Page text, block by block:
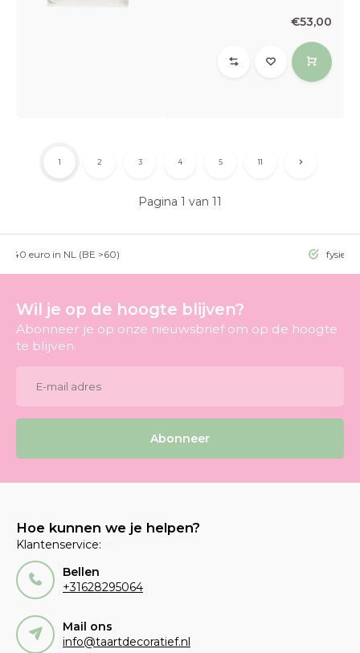
€53,00
Pagina 1 van 11
1 2 3 4 5 11
>40 euro in NL (BE >60) fysieke
Wil je op de hoogte blijven?
Abonneer je op onze nieuwsbrief om op de hoogte
te blijven.
Abonneer
Hoe kunnen we je helpen?
Klantenservice:
Bellen
+31628295064
Mail ons
info@taartdecoratief.nl